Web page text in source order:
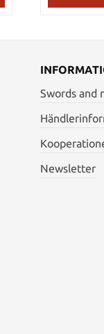
1450 g
möchten
Klasse 1
mit härteren
oder
Swords and
Newsletter